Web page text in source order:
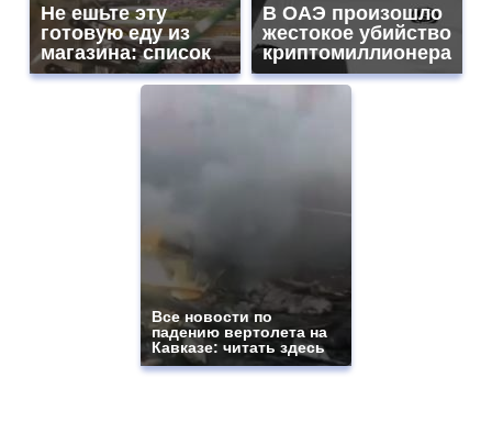
Не ешьте эту
готовую еду из
магазина: список
В ОАЭ произошло
жестокое убийство
криптомиллионера
Все новости по
падению вертолета на
Кавказе: читать здесь